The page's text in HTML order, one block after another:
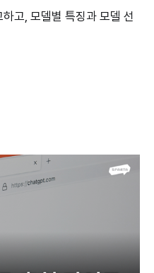
고, 모델별 특징과 모델 선